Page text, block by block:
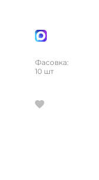
Фасовка:
10 шт